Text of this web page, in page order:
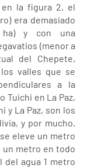
la figura 2, el
era demasiado
ha) y con una
(menor a
del Chepete,
valles que se
a la
Tuichi en La Paz,
y La Paz, son los
y por mucho.
eleve un metro
metro en todo
del agua 1 metro